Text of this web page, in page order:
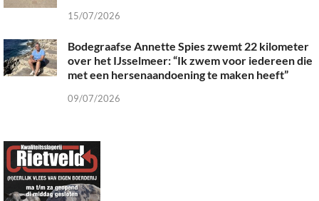
15/07/2026
Bodegraafse Annette Spies zwemt 22 kilometer
over het IJsselmeer: “Ik zwem voor iedereen die
met een hersenaandoening te maken heeft”
09/07/2026